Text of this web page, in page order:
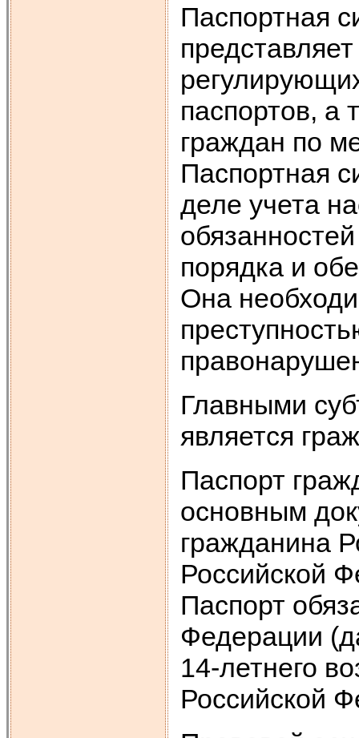
Паспортная
паспортов, а
граждан по
Паспортная
деле учета
порядка и
Она
Главными
является
Паспорт
основным
гражданина
Российской
Паспорт
Федерации
14-летнего
Российской